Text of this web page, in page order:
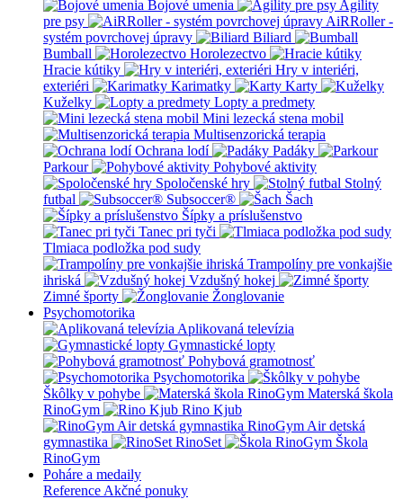
Bojové umenia
Agility
pre psy
AiRRoller -
systém povrchovej úpravy
Biliard
Bumball
Horolezectvo
Hracie kútiky
Hry v interiéri,
exteriéri
Karimatky
Karty
Kuželky
Lopty a predmety
Mini lezecká stena mobil
Multisenzorická terapia
Ochrana lodí
Padáky
Parkour
Pohybové aktivity
Spoločenské hry
Stolný
futbal
Subsoccer®
Šach
Šípky a príslušenstvo
Tanec pri tyči
Tlmiaca podložka pod sudy
Trampolíny pre vonkajšie
ihriská
Vzdušný hokej
Zimné športy
Žonglovanie
Psychomotorika
Aplikovaná televízia
Gymnastické lopty
Pohybová gramotnosť
Psychomotorika
Škôlky v pohybe
Materská škola
RinoGym
Rino Kjub
RinoGym Air detská
gymnastika
RinoSet
Škola
RinoGym
Poháre a medaily
Reference Akčné ponuky